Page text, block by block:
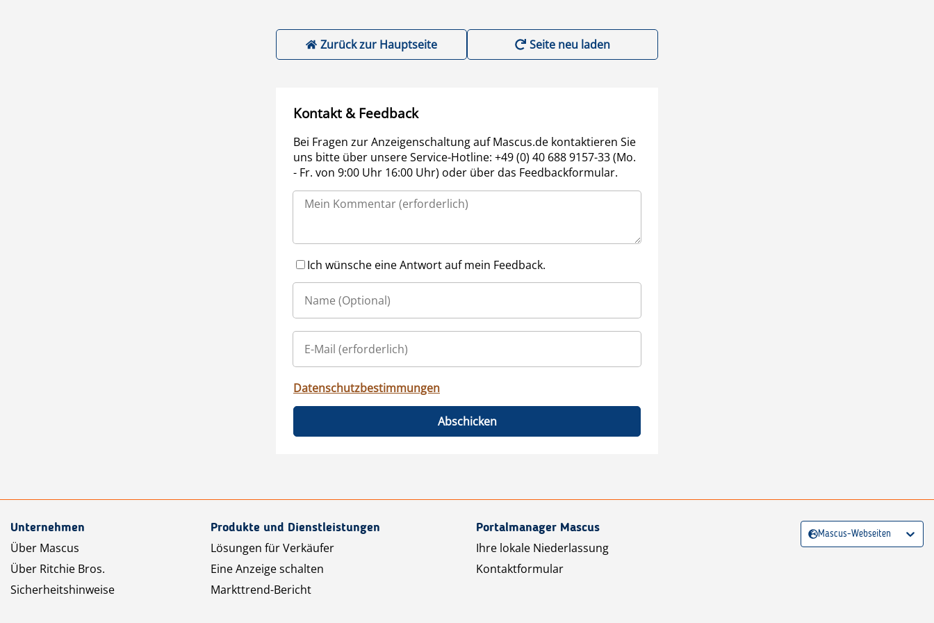
Zurück zur Hauptseite Seite neu laden
Kontakt & Feedback
Bei Fragen zur Anzeigenschaltung auf Mascus.de kontaktieren Sie
uns bitte über unsere Service-Hotline: +49 (0) 40 688 9157-33 (Mo.
- Fr. von 9:00 Uhr 16:00 Uhr) oder über das Feedbackformular.
Ich wünsche eine Antwort auf mein Feedback.
Datenschutzbestimmungen
Abschicken
Unternehmen
Über Mascus
Über Ritchie Bros.
Sicherheitshinweise
Produkte und Dienstleistungen
Lösungen für Verkäufer
Eine Anzeige schalten
Markttrend-Bericht
Portalmanager Mascus
Ihre lokale Niederlassung
Kontaktformular
Mascus-Webseiten